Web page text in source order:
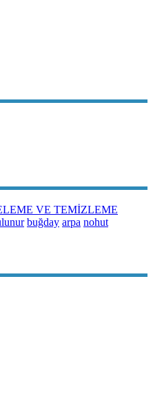
VE TEMİZLEME
buğday arpa nohut